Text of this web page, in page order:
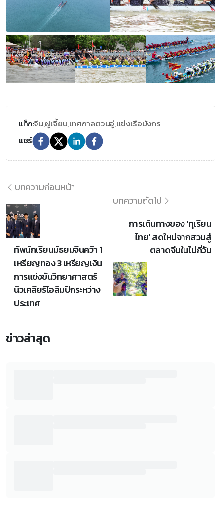
แท็ก:จีน,ฝูเจี้ยน,เทศกาลตวนอู่,แข่งเรือมังกร
แชร์
บทความก่อนหน้า
ทัพนักเรียนมัธยมจีนคว้า 1
เหรียญทอง 3 เหรียญเงิน
การแข่งขันวิทยาศาสตร์
นิวเคลียร์โอลิมปิกระหว่าง
ประเทศ
บทความถัดไป
การเดินทางของ 'ทุเรียน
ไทย' สดใหม่จากสวนสู่
ตลาดจีนในไม่กี่วัน
ข่าวล่าสุด